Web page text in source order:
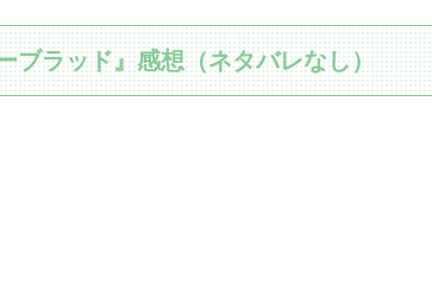
ブラッド』感想（ネタバレなし）